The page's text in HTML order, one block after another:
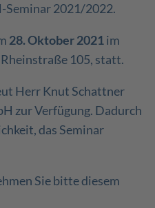
Seminar 2021/2022.
28. Oktober 2021im
105, statt.
Herr Knut Schattner
zur Verfügung. Dadurch
das Seminar
Sie bitte diesem